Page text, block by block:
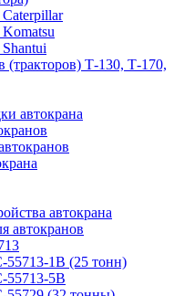
Caterpillar
Komatsu
(тракторов) Т-130, Т-170,
автокрана
автокрана
автокранов
55713-1В (25 тонн)
55713-5В